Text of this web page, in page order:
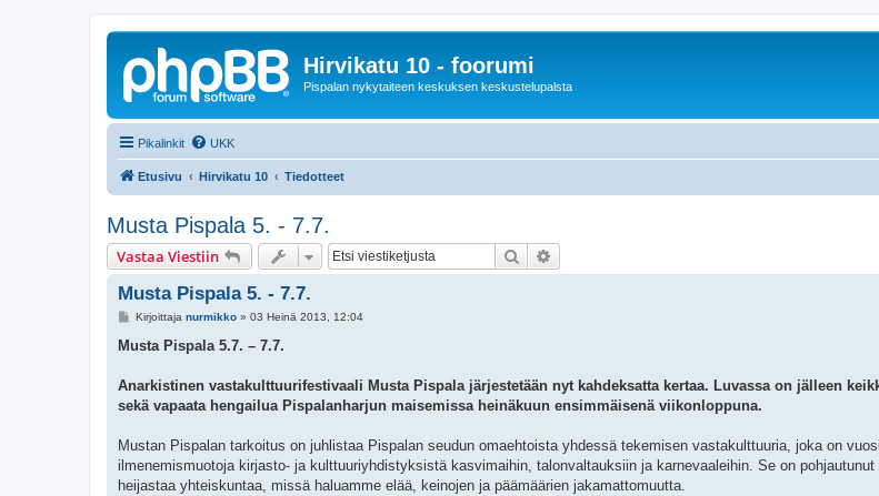
Hirvikatu 10 - foorumi
Pispalan nykytaiteen keskuksen keskustelupalsta
Pikalinkit UKK
Etusivu Hirvikatu 10 Tiedotteet
Musta Pispala 5. - 7.7.
Vastaa Viestiin Etsi
Musta Pispala 5. - 7.7.
V
e
i
Kirjoittaja nurmikko» 03 Heinä 2013, 12:04
Musta Pispala 5.7. – 7.7.
Anarkistinen vastakulttuurifestivaali Musta Pispala järjestetään nyt kahdeksatta kertaa. Luvassa on jälleen
sekä vapaata hengailua Pispalanharjun maisemissa heinäkuun ensimmäisenä viikonloppuna.
Mustan Pispalan tarkoitus on juhlistaa Pispalan seudun omaehtoista yhdessä tekemisen vastakulttuuria, joka on
ilmenemismuotoja kirjasto- ja kulttuuriyhdistyksistä kasvimaihin, talonvaltauksiin ja karnevaaleihin. Se on
heijastaa yhteiskuntaa, missä haluamme elää, keinojen ja päämäärien jakamattomuutta.